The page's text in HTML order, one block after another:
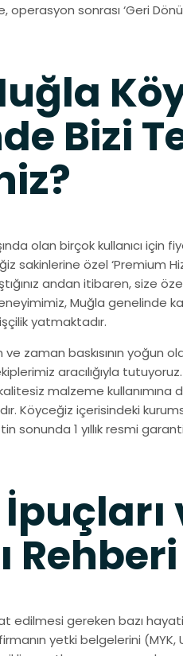
sonrası ‘Geri Dönüş
Bizi
olan birçok kullanıcı için
sakinlerine özel ‘Premium
andan itibaren, size
Muğla genelinde
yatmaktadır.
zaman baskısının yoğun
aracılığıyla
malzeme
Köyceğiz içerisindeki
sonunda 1 yıllık resmi
Rehberi
edilmesi gereken bazı
yetki belgelerini (MYK,